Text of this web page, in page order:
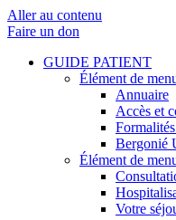
Aller au contenu
Faire un don
GUIDE PATIENT
Élément de
Annuaire
Accès et
Bergonié
Élément de
Votre